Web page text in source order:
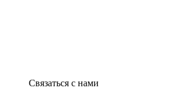
Связаться с нами